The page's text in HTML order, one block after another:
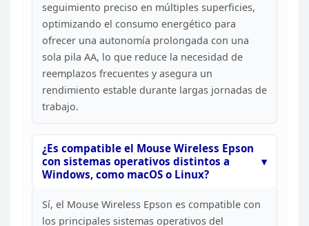
seguimiento preciso en múltiples superficies,
optimizando el consumo energético para
ofrecer una autonomía prolongada con una
sola pila AA, lo que reduce la necesidad de
reemplazos frecuentes y asegura un
rendimiento estable durante largas jornadas de
trabajo.
¿Es compatible el Mouse Wireless Epson
con sistemas operativos distintos a
Windows, como macOS o Linux?
Sí, el Mouse Wireless Epson es compatible con
los principales sistemas operativos del